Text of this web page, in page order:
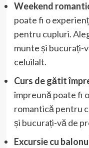
Weekend
poate fi o
pentru cupluri.
munte și bucurați-
celuilalt.
Curs de gătit
împreună poate fi
romantică pentru
și bucurați-vă de
Excursie cu